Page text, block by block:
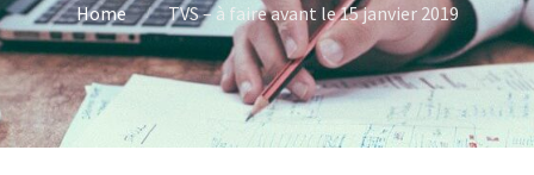
Home TVS – à faire avant le 15 janvier 2019